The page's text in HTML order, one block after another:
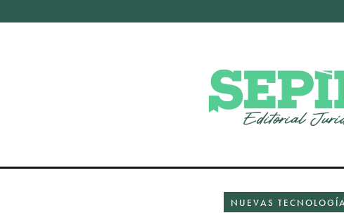
NUEVAS